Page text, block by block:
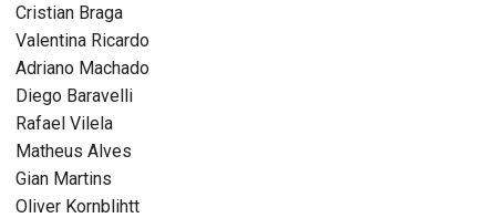
Cristian Braga
Valentina Ricardo
Adriano Machado
Diego Baravelli
Rafael Vilela
Matheus Alves
Gian Martins
Oliver Kornblihtt